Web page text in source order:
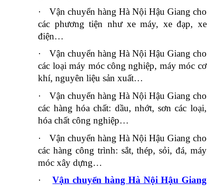
·
Vận chuyển hàng Hà Nội Hậu Giang cho
các phương tiện như xe máy, xe đạp, xe
điện…
·
Vận chuyển hàng Hà Nội Hậu Giang cho
các loại máy móc công nghiệp, máy móc cơ
khí, nguyên liệu sản xuất…
·
Vận chuyển hàng Hà Nội Hậu Giang cho
các hàng hóa chất: dầu, nhớt, sơn các loại,
hóa chất công nghiệp…
·
Vận chuyển hàng Hà Nội Hậu Giang cho
các hàng công trình: sắt, thép, sỏi, đá, máy
móc xây dựng…
·
Vận chuyển hàng Hà Nội Hậu Giang